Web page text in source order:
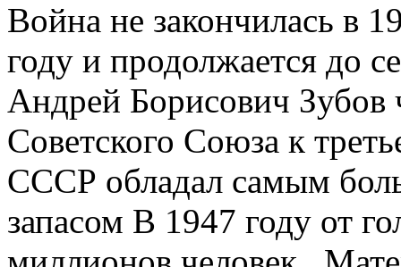
Вoйнa нe закончилась в
году и продолжается до
Андрей Борисович Зубов
Советского Союза к
СССР обладал самым
запасом В 1947 году от